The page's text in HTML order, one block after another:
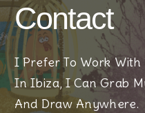
Contact
I Prefer To Work
In Ibiza, I Can Grab
And Draw Anywhere.